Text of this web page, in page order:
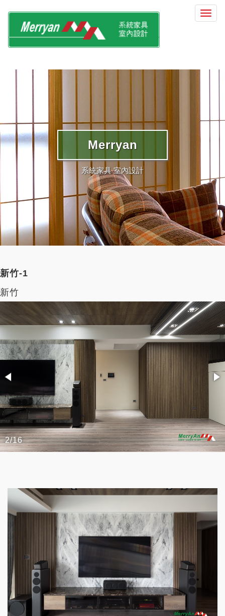
選
Merryan
系統家具 室內設計
新竹-1
新竹
2/16